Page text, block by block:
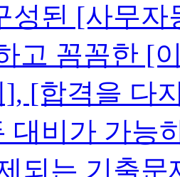
성된 [사무
고 꼼꼼한 [
], [합격을 다
대비가 가능
되는 기출문